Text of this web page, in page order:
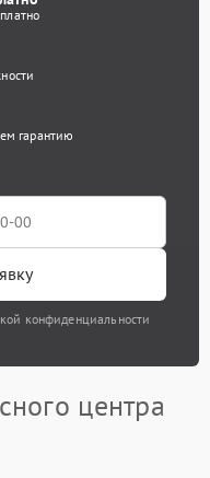
гарантию
конфиденциальности
центра